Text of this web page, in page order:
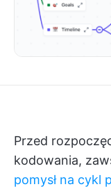
Przed
kodowania,
pomysł na cykl